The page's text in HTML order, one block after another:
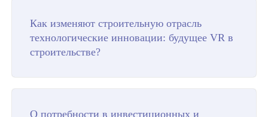
Как изменяют строительную отрасль
технологические инновации: будущее VR в
строительстве?
О потребности в инвестиционных и